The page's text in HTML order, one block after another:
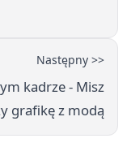
Następny >>
kadrze - Misz
grafikę z modą